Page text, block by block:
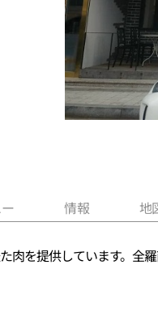
情報 地
肉を提供しています。全